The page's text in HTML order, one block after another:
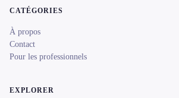
CATÉGORIES
À propos
Contact
Pour les professionnels
EXPLORER